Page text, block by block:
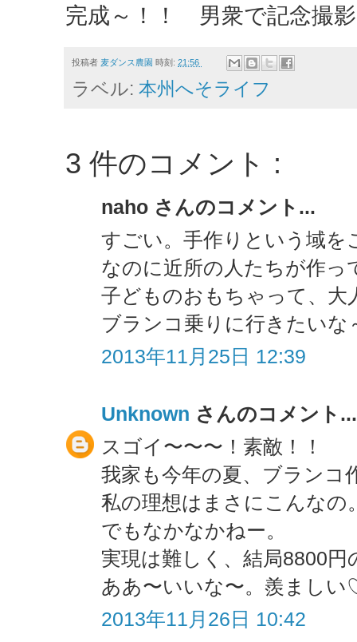
完成～！！ 男衆で記念撮
投稿者 麦ダンス農園 時刻: 21:56
ラベル: 本州へそライフ
3 件のコメント :
naho さんのコメント...
すごい。手作りという域を
なのに近所の人たちが作
子どものおもちゃって、大
ブランコ乗りに行きたいな
2013年11月25日 12:39
Unknown さんのコメント...
スゴイ〜〜〜！素敵！！
我家も今年の夏、ブランコ
私の理想はまさにこんなの
でもなかなかねー。
実現は難しく、結局8800
ああ〜いいな〜。羨まし
2013年11月26日 10:42